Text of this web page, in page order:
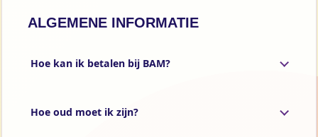
ALGEMENE INFORMATIE
Hoe kan ik betalen bij BAM?
Hoe oud moet ik zijn?